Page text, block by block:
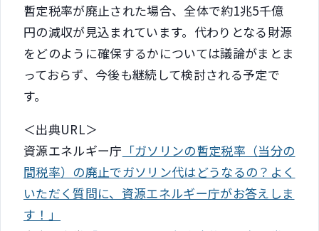
暫定税率が廃止された場合、全体で約1兆5千億
円の減収が見込まれています。代わりとなる財源
をどのように確保するかについては議論がまとま
っておらず、今後も継続して検討される予定で
す。
＜出典URL＞
資源エネルギー庁 「ガソリンの暫定税率（当分の
間税率）の廃止でガソリン代はどうなるの？よく
いただく質問に、資源エネルギー庁がお答えしま
す！」